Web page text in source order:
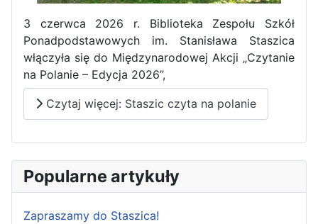
3 czerwca 2026 r. Biblioteka Zespołu Szkół
Ponadpodstawowych im. Stanisława Staszica
włączyła się do Międzynarodowej Akcji „Czytanie
na Polanie – Edycja 2026”,
Czytaj więcej: Staszic czyta na polanie
Popularne artykuły
Zapraszamy do Staszica!